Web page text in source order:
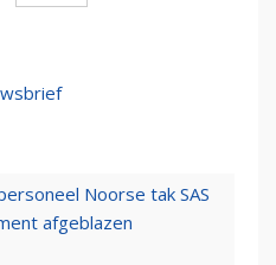
Noorse tak SAS
afgeblazen